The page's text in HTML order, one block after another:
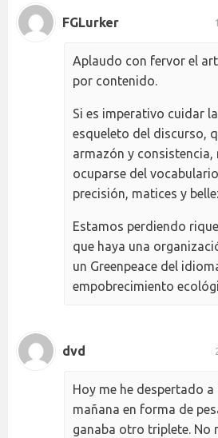
FGLurker
Aplaudo con fervor el
por contenido.
Si es imperativo cuidar
esqueleto del discurso,
armazón y consistencia,
ocuparse del
precisión, matices y
Estamos perdiendo
que haya una
un Greenpeace del
empobrecimiento
dvd
Hoy me he despertado
mañana en forma de
ganaba otro triplete. No